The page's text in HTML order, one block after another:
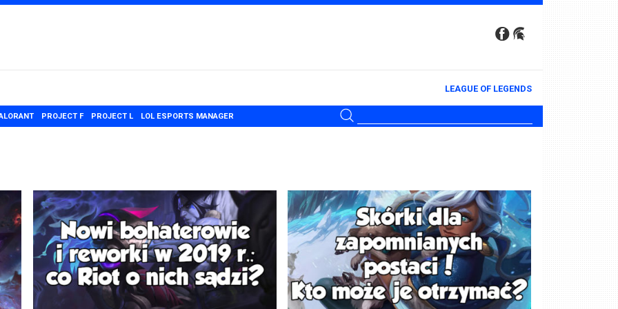
LEAGUE OF LEGENDS
PROJECT F PROJECT L LOL ESPORTS MANAGER